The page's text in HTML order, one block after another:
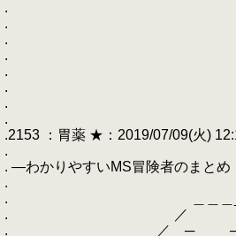
.
.
.
.
.
.
.
.
.2153 ：胃薬 ★：2019/07/09(火)
.
. ―わかりやすいMS冒険者のまとめ
.
. ＿＿＿_
. ／
. ／ ─ ─